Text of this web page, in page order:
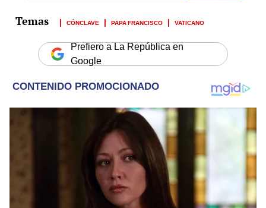
CÓNCLAVE PAPA FRANCISCO VATICANO
Prefiero a La República en
Google